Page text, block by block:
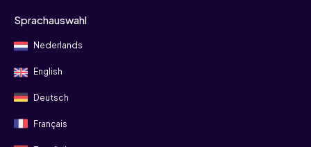
Sprachauswahl
Nederlands
English
Deutsch
Français